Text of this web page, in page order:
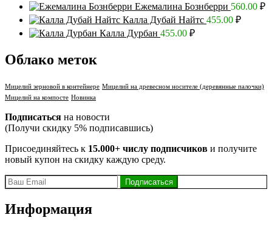
Ежемалина Бознберри 560.00 ₽
Калла Дубай Найтс 455.00 ₽
Калла Дурбан 455.00 ₽
Облако меток
Мицелий зерновой в контейнере Мицелий на древесном носителе (деревянные палочки)
Мицелий на компосте Новинка
Подписаться на новости
(Получи скидку 5% подписавшись)
Присоединяйтесь к 15.000+ числу подписчиков и получите
новый купон на скидку каждую среду.
Информация